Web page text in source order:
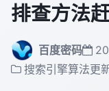
排查方法
百度密码
搜索引擎算法更